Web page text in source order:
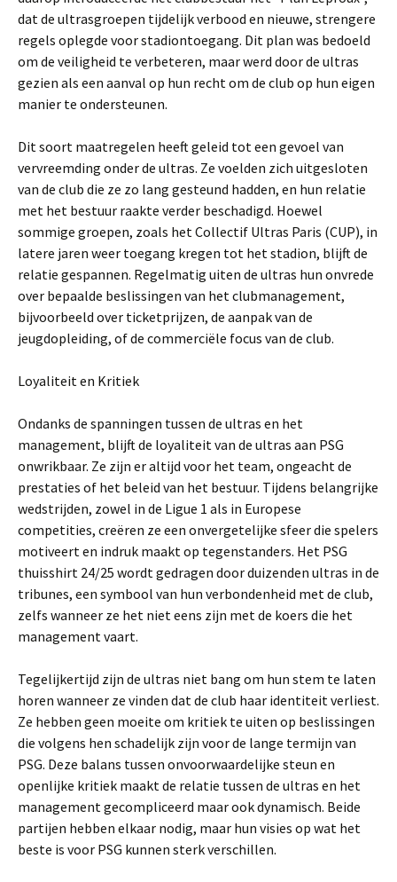
dat de ultrasgroepen tijdelijk verbood en nieuwe, strengere
regels oplegde voor stadiontoegang. Dit plan was bedoeld
om de veiligheid te verbeteren, maar werd door de ultras
gezien als een aanval op hun recht om de club op hun eigen
manier te ondersteunen.
Dit soort maatregelen heeft geleid tot een gevoel van
vervreemding onder de ultras. Ze voelden zich uitgesloten
van de club die ze zo lang gesteund hadden, en hun relatie
met het bestuur raakte verder beschadigd. Hoewel
sommige groepen, zoals het Collectif Ultras Paris (CUP), in
latere jaren weer toegang kregen tot het stadion, blijft de
relatie gespannen. Regelmatig uiten de ultras hun onvrede
over bepaalde beslissingen van het clubmanagement,
bijvoorbeeld over ticketprijzen, de aanpak van de
jeugdopleiding, of de commerciële focus van de club.
Loyaliteit en Kritiek
Ondanks de spanningen tussen de ultras en het
management, blijft de loyaliteit van de ultras aan PSG
onwrikbaar. Ze zijn er altijd voor het team, ongeacht de
prestaties of het beleid van het bestuur. Tijdens belangrijke
wedstrijden, zowel in de Ligue 1 als in Europese
competities, creëren ze een onvergetelijke sfeer die spelers
motiveert en indruk maakt op tegenstanders. Het PSG
thuisshirt 24/25 wordt gedragen door duizenden ultras in de
tribunes, een symbool van hun verbondenheid met de club,
zelfs wanneer ze het niet eens zijn met de koers die het
management vaart.
Tegelijkertijd zijn de ultras niet bang om hun stem te laten
horen wanneer ze vinden dat de club haar identiteit verliest.
Ze hebben geen moeite om kritiek te uiten op beslissingen
die volgens hen schadelijk zijn voor de lange termijn van
PSG. Deze balans tussen onvoorwaardelijke steun en
openlijke kritiek maakt de relatie tussen de ultras en het
management gecompliceerd maar ook dynamisch. Beide
partijen hebben elkaar nodig, maar hun visies op wat het
beste is voor PSG kunnen sterk verschillen.